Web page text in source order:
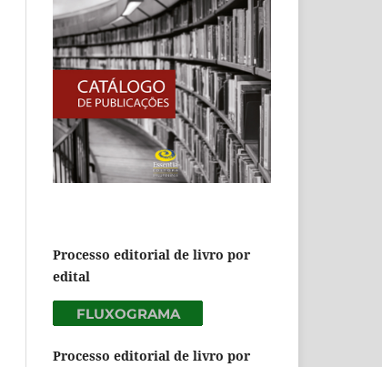
Processo editorial de livro por
edital
Processo editorial de livro por